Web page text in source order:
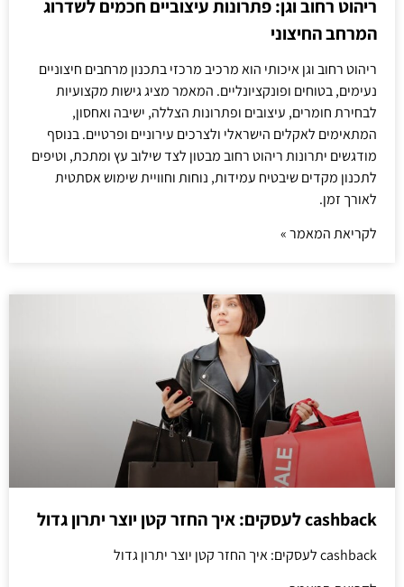
ריהוט רחוב וגן: פתרונות עיצוביים חכמים לשדרוג
המרחב החיצוני
ריהוט רחוב וגן איכותי הוא מרכיב מרכזי בתכנון מרחבים חיצוניים
נעימים, בטוחים ופונקציונליים. המאמר מציג גישות מקצועיות
לבחירת חומרים, עיצובים ופתרונות הצללה, ישיבה ואחסון,
המתאימים לאקלים הישראלי ולצרכים עירוניים ופרטיים. בנוסף
מודגשים יתרונות ריהוט רחוב מבטון לצד שילוב עץ ומתכת, וטיפים
לתכנון מקדים שיבטיח עמידות, נוחות וחוויית שימוש אסתטית
לאורך זמן.
לקריאת המאמר »
cashback לעסקים: איך החזר קטן יוצר יתרון גדול
cashback לעסקים: איך החזר קטן יוצר יתרון גדול